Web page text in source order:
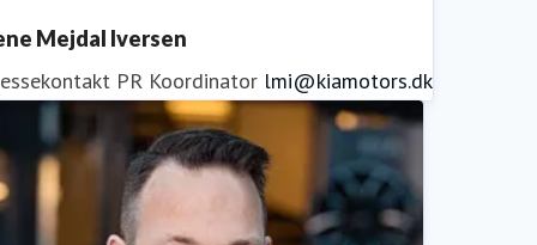
Mejdal Iversen
PR Koordinator lmi@kiamotors.dk